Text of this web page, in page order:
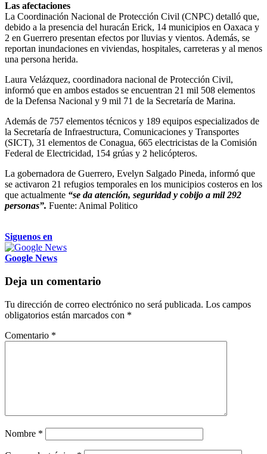
Las afectaciones
La Coordinación Nacional de Protección Civil (CNPC) detalló que,
debido a la presencia del huracán Erick, 14 municipios en Oaxaca y
2 en Guerrero presentan efectos por lluvias y vientos. Además, se
reportan inundaciones en viviendas, hospitales, carreteras y al menos
una persona herida.
Laura Velázquez, coordinadora nacional de Protección Civil,
informó que en ambos estados se encuentran 21 mil 508 elementos
de la Defensa Nacional y 9 mil 71 de la Secretaría de Marina.
Además de 757 elementos técnicos y 189 equipos especializados de
la Secretaría de Infraestructura, Comunicaciones y Transportes
(SICT), 31 elementos de Conagua, 665 electricistas de la Comisión
Federal de Electricidad, 154 grúas y 2 helicópteros.
La gobernadora de Guerrero, Evelyn Salgado Pineda, informó que
se activaron 21 refugios temporales en los municipios costeros en los
que actualmente “se da atención, seguridad y cobijo a mil 292
personas”. Fuente: Animal Politico
Siguenos en
Google News
Deja un comentario
Tu dirección de correo electrónico no será publicada. Los campos
obligatorios están marcados con *
Comentario *
Nombre *